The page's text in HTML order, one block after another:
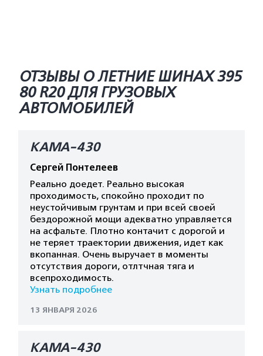
ОТЗЫВЫ О ЛЕТНИЕ ШИНАХ 395
80 R20 ДЛЯ ГРУЗОВЫХ
АВТОМОБИЛЕЙ
КАМА-430
Сергей Понтелеев
Реально доедет. Реально высокая
проходимость, спокойно проходит по
неустойчивым грунтам и при всей своей
бездорожной мощи адекватно управляется
на асфальте. Плотно контачит с дорогой и
не теряет траектории движения, идет как
вкопанная. Очень выручает в моменты
отсутствия дороги, отлтчная тяга и
всепроходимость.
Узнать подробнее
13 ЯНВАРЯ 2026
КАМА-430